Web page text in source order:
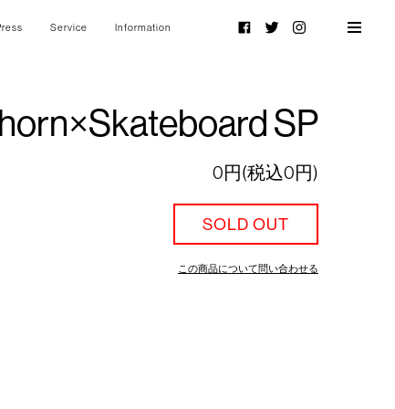
Service Information
SP
0円(税込0円)
SOLD OUT
この商品について問い合わせる